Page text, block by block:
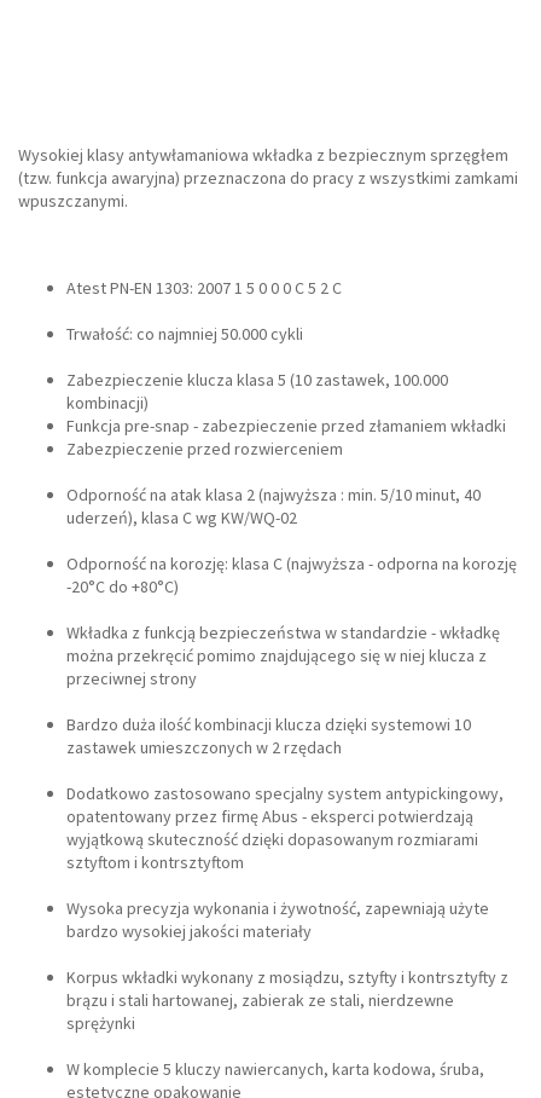
Wysokiej klasy antywłamaniowa wkładka z bezpiecznym sprzęgłem
(tzw. funkcja awaryjna) przeznaczona do pracy z wszystkimi zamkami
wpuszczanymi.
Atest PN-EN 1303: 2007 1 5 0 0 0 C 5 2 C
Trwałość: co najmniej 50.000 cykli
Zabezpieczenie klucza klasa 5 (10 zastawek, 100.000
kombinacji)
Funkcja pre-snap - zabezpieczenie przed złamaniem wkładki
Zabezpieczenie przed rozwierceniem
Odporność na atak klasa 2 (najwyższa : min. 5/10 minut, 40
uderzeń), klasa C wg KW/WQ-02
Odporność na korozję: klasa C (najwyższa - odporna na korozję
-20°C do +80°C)
Wkładka z funkcją bezpieczeństwa w standardzie - wkładkę
można przekręcić pomimo znajdującego się w niej klucza z
przeciwnej strony
Bardzo duża ilość kombinacji klucza dzięki systemowi 10
zastawek umieszczonych w 2 rzędach
Dodatkowo zastosowano specjalny system antypickingowy,
opatentowany przez firmę Abus - eksperci potwierdzają
wyjątkową skuteczność dzięki dopasowanym rozmiarami
sztyftom i kontrsztyftom
Wysoka precyzja wykonania i żywotność, zapewniają użyte
bardzo wysokiej jakości materiały
Korpus wkładki wykonany z mosiądzu, sztyfty i kontrsztyfty z
brązu i stali hartowanej, zabierak ze stali, nierdzewne
sprężynki
W komplecie 5 kluczy nawiercanych, karta kodowa, śruba,
estetyczne opakowanie